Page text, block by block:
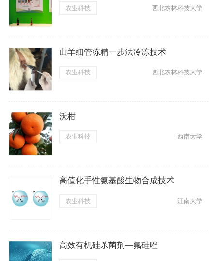
农业科技 西北农林科技大学
山羊细管冻精一步法冷冻技术
农业科技 西北农林科技大学
沃柑
农业科技 西南大学
高值化手性氨基酸生物合成技术
农业科技 江南大学
高效有机硅杀菌剂—氟硅唑